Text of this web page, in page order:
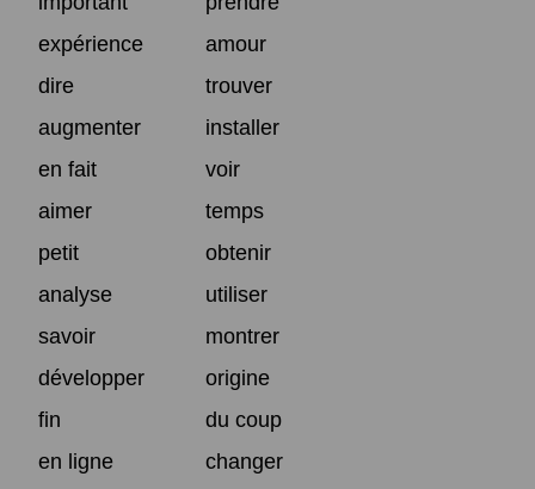
expérience
amour
dire
trouver
augmenter
installer
en fait
voir
aimer
temps
petit
obtenir
analyse
utiliser
savoir
montrer
développer
origine
fin
du coup
en ligne
changer